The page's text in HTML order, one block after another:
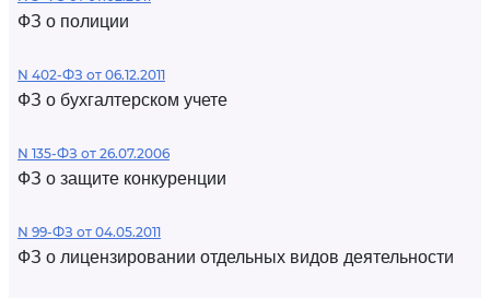
ФЗ о полиции
N 402-ФЗ от 06.12.2011
ФЗ о бухгалтерском учете
N 135-ФЗ от 26.07.2006
ФЗ о защите конкуренции
N 99-ФЗ от 04.05.2011
ФЗ о лицензировании отдельных видов деятельности